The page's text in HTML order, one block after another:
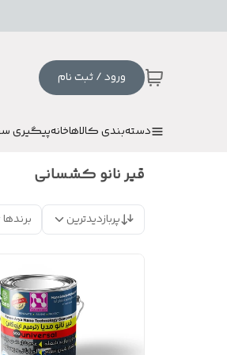
ورود / ثبت نام
دسته‌بندی کالاهاخانهپیگیری
قیر نانو کشسانی
پربازدیدترین برندها